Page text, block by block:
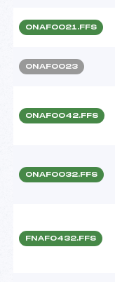
ONAF0021.FFS
ONAF0023
ONAF0042.FFS
ONAF0032.FFS
FNAF0432.FFS